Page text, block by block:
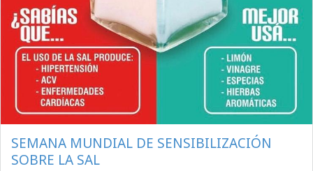
SEMANA MUNDIAL DE SENSIBILIZACIÓN
SOBRE LA SAL